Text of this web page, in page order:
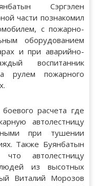
Сэргэлен
части познакомил
с пожарно-
оборудованием
и при аварийно-
воспитанник
рулем пожарного
расчета где
автолестницу
при тушении
Также Буянбатын
что автолестницу
из высотных
Виталий Морозов